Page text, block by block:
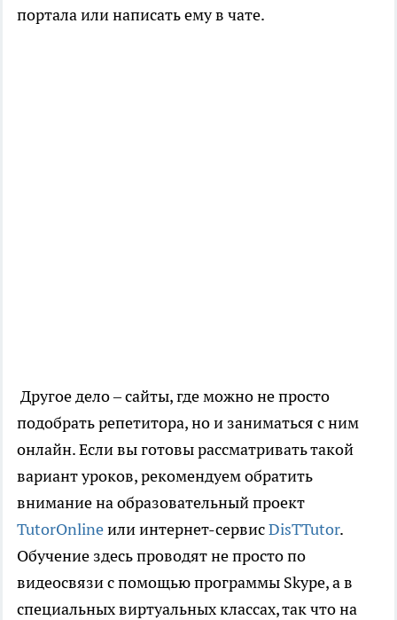
портала или написать ему в чате.
Другое дело – сайты, где можно не просто
подобрать репетитора, но и заниматься с ним
онлайн. Если вы готовы рассматривать такой
вариант уроков, рекомендуем обратить
внимание на образовательный проект
TutorOnlineили интернет-сервисDisTTutor.
Обучение здесь проводят не просто по
видеосвязи с помощью программы Skype, а в
специальных виртуальных классах, так что на